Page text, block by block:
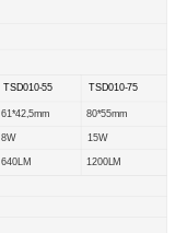
TSD010-55 TSD010-75
61*42,5mm 80*55mm
8W 15W
640LM 1200LM